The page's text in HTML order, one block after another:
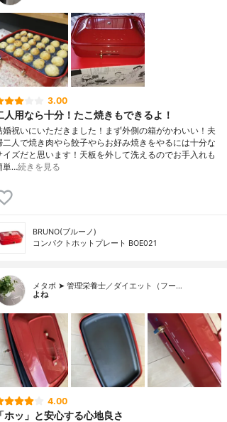
3.00
人用なら十分！たこ焼きもできるよ！
婚祝いにいただきました！まず外側の箱がかわいい！夫
二人で焼き肉やら餃子やらお好み焼きをやるには十分な
イズだと思います！天板を外して洗えるのでお手入れも
単…続きを見る
BRUNO(ブルーノ)
コンパクトホットプレート BOE021
メタボ ➤ 管理栄養士／ダイエット（フー…
よね
4.00
「ホッ」と安心する心地良さ